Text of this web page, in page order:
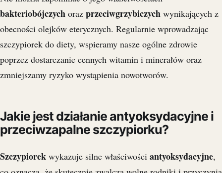
bakteriobójczych oraz przeciwgrzybiczych wynikających z
obecności olejków eterycznych. Regularnie wprowadzając
szczypiorek do diety, wspieramy nasze ogólne zdrowie
poprzez dostarczanie cennych witamin i minerałów oraz
zmniejszamy ryzyko wystąpienia nowotworów.
Jakie jest działanie antyoksydacyjne i
przeciwzapalne szczypiorku?
Szczypiorek wykazuje silne właściwości antyoksydacyjne,